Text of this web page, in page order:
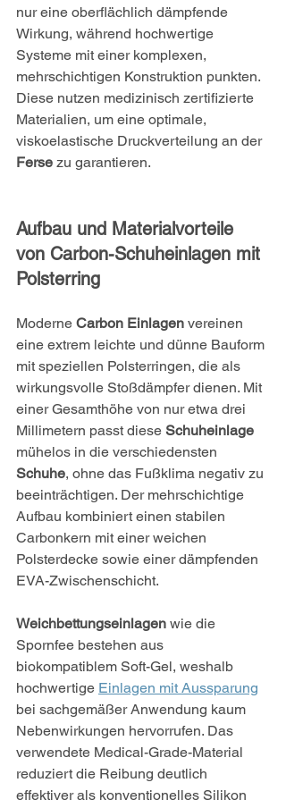
nur eine oberflächlich dämpfende
Wirkung, während hochwertige
Systeme mit einer komplexen,
mehrschichtigen Konstruktion punkten.
Diese nutzen medizinisch zertifizierte
Materialien, um eine optimale,
viskoelastische Druckverteilung an der
Ferse zu garantieren.
Aufbau und Materialvorteile
von Carbon-Schuheinlagen mit
Polsterring
Moderne Carbon Einlagen vereinen
eine extrem leichte und dünne Bauform
mit speziellen Polsterringen, die als
wirkungsvolle Stoßdämpfer dienen. Mit
einer Gesamthöhe von nur etwa drei
Millimetern passt diese Schuheinlage
mühelos in die verschiedensten
Schuhe, ohne das Fußklima negativ zu
beeinträchtigen. Der mehrschichtige
Aufbau kombiniert einen stabilen
Carbonkern mit einer weichen
Polsterdecke sowie einer dämpfenden
EVA-Zwischenschicht.
Weichbettungseinlagen wie die
Spornfee bestehen aus
biokompatiblem Soft-Gel, weshalb
hochwertige Einlagen mit Aussparung
bei sachgemäßer Anwendung kaum
Nebenwirkungen hervorrufen. Das
verwendete Medical-Grade-Material
reduziert die Reibung deutlich
effektiver als konventionelles Silikon